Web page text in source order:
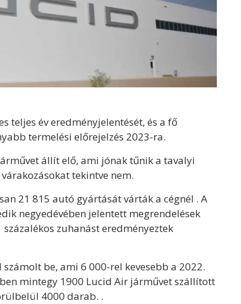
teljes év eredményjelentését, és a fő
termelési előrejelzés 2023-ra.
állít elő, ami jónak tűnik a tavalyi
tekintve nem.
21 815 autó gyártását várták a cégnél . A
negyedévében jelentett megrendelések
zuhanást eredményeztek
be, ami 6 000-rel kevesebb a 2022.
mintegy 1900 Lucid Air járművet szállított
4000 darab. .